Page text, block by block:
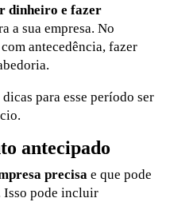
dinheiro e fazer
a sua empresa. No
antecedência, fazer
para esse período ser
antecipado
precisa e que pode
Isso pode incluir